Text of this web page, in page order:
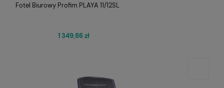
Fotel Biurowy Profim PLAYA 11/12SL
1 349,86 zł